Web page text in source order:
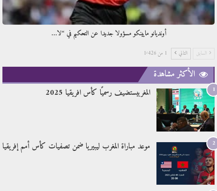
أونديانو مايينكو مسؤولا جديدا عن التحكيم في “لا…
السابق التالي 1 من 1٬426
الأكثر مشاهدة
1 المغربيستضيف رسميًا كأس افريقيا 2025
2 موعد مباراة المغرب ليبيريا ضمن تصفيات كأس أمم إفريقيا